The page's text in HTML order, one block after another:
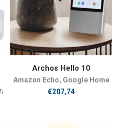
,
JETZT KAUFEN
Archos Hello 10
Amazon Echo, Google Home
€207,74